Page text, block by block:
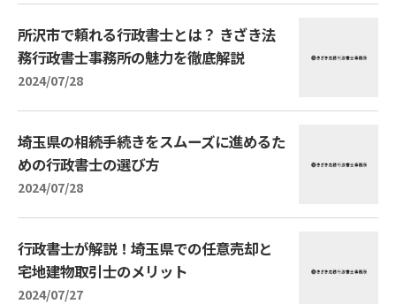
所沢市で頼れる行政書士とは？ きざき法
務行政書士事務所の魅力を徹底解説
2024/07/28
埼玉県の相続手続きをスムーズに進めるた
めの行政書士の選び方
2024/07/28
行政書士が解説！埼玉県での任意売却と
宅地建物取引士のメリット
2024/07/27